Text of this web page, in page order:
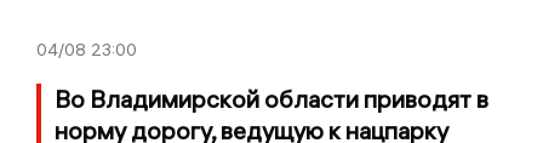
04/08 23:00
Во Владимирской области приводят в
норму дорогу, ведущую к нацпарку